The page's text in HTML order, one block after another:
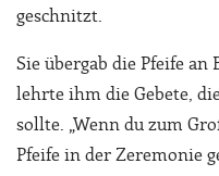
geschnitzt.
Sie übergab die Pfeife
lehrte ihm die Gebete,
sollte. „Wenn du zum
Pfeife in der Zeremonie